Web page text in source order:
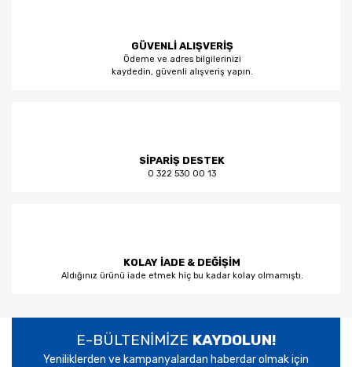
GÜVENLİ ALIŞVERİŞ
Ödeme ve adres bilgilerinizi
kaydedin, güvenli alışveriş yapın.
SİPARİŞ DESTEK
0 322 530 00 13
KOLAY İADE & DEĞİŞİM
Aldığınız ürünü iade etmek hiç bu kadar kolay olmamıştı.
E-BÜLTENİMİZE KAYDOLUN!
Yeniliklerden ve kampanyalardan haberdar olmak için